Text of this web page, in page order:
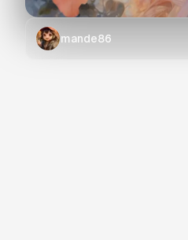
mande86